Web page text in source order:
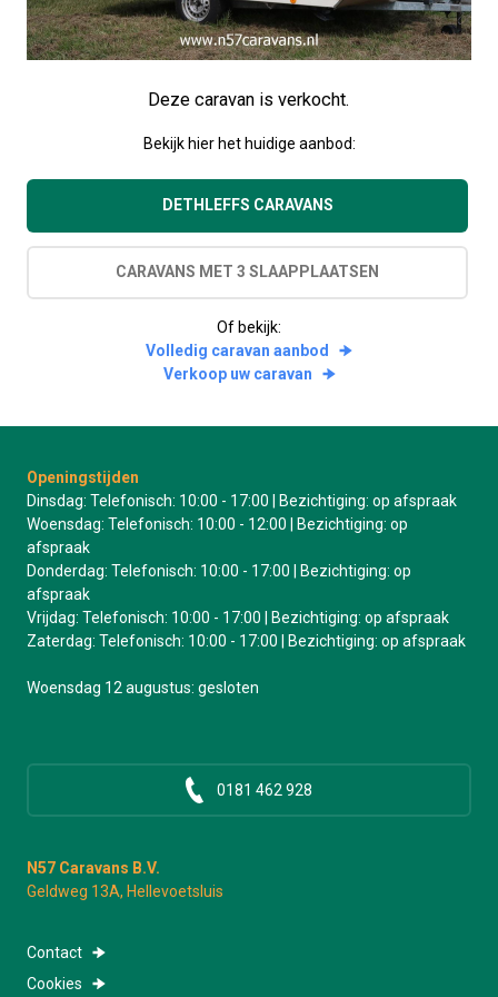
Deze caravan is verkocht.
Bekijk hier het huidige aanbod:
DETHLEFFS CARAVANS
CARAVANS MET 3 SLAAPPLAATSEN
Of bekijk:
Volledig caravan aanbod
Verkoop uw caravan
Openingstijden
Dinsdag: Telefonisch: 10:00 - 17:00 | Bezichtiging: op afspraak
Woensdag: Telefonisch: 10:00 - 12:00 | Bezichtiging: op
afspraak
Donderdag: Telefonisch: 10:00 - 17:00 | Bezichtiging: op
afspraak
Vrijdag: Telefonisch: 10:00 - 17:00 | Bezichtiging: op afspraak
Zaterdag: Telefonisch: 10:00 - 17:00 | Bezichtiging: op afspraak
Woensdag 12 augustus: gesloten
0181 462 928
N57 Caravans B.V.
Geldweg 13A, Hellevoetsluis
Contact
Cookies